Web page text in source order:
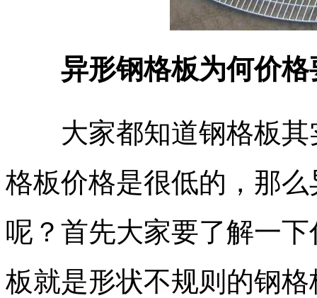
异形钢格板为何价
大家都知道钢格板其
格板价格是很低的，那
呢？首先大家要了解一
板就是形状不规则的钢